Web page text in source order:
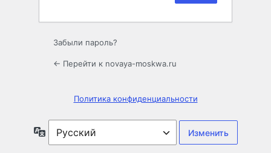
Забыли пароль?
← Перейти к novaya-moskwa.ru
Политика конфиденциальности
Язык